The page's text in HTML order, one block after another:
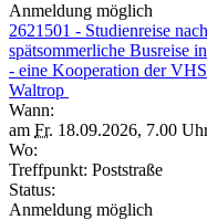
Anmeldung möglich
2621501 - Studienreise
spätsommerliche Busreise
- eine Kooperation der
Waltrop
Wann:
am Fr. 18.09.2026, 7.00
Wo:
Treffpunkt: Poststraße
Status:
Anmeldung möglich